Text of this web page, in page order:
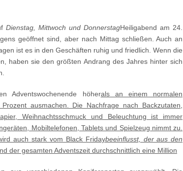
Dienstag, Mittwoch und DonnerstagHeiligabend am 24.
geöffnet sind, aber nach Mittag schließen. Auch an
ist es in den Geschäften ruhig und friedlich. Wenn die
haben sie den größten Andrang des Jahres hinter sich
Adventswochenende höherals an einem normalen
ausmachen. Die Nachfrage nach Backzutaten,
Weihnachtsschmuck und Beleuchtung ist immer
Mobiltelefonen, Tablets und Spielzeug nimmt zu.
auch stark vom Black Fridaybeeinflusst, der aus den
der gesamten Adventszeit durchschnittlich eine Million